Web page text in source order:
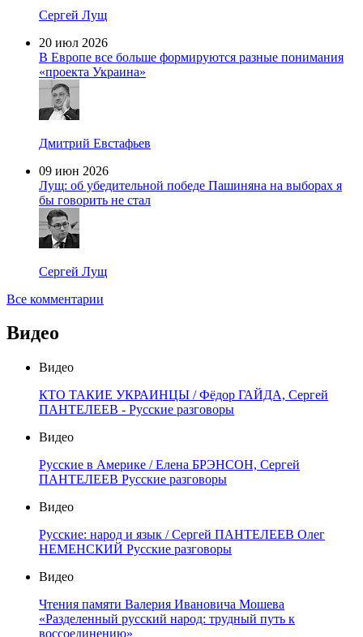
Сергей Лущ
20 июл 2026
В Европе все больше формируются разные понимания
«проекта Украина»
Дмитрий Евстафьев
09 июн 2026
Лущ: об убедительной победе Пашиняна на выборах я
бы говорить не стал
Сергей Лущ
Все комментарии
Видео
Видео
КТО ТАКИЕ УКРАИНЦЫ / Фёдор ГАЙДА, Сергей
ПАНТЕЛЕЕВ - Русские разговоры
Видео
Русские в Америке / Елена БРЭНСОН, Сергей
ПАНТЕЛЕЕВ Русские разговоры
Видео
Русские: народ и язык / Сергей ПАНТЕЛЕЕВ Олег
НЕМЕНСКИЙ Русские разговоры
Видео
Чтения памяти Валерия Ивановича Мошева
«Разделенный русский народ: трудный путь к
воссоединению»